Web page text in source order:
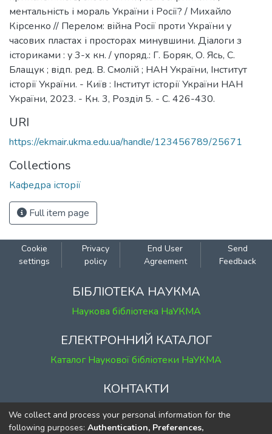
ментальність і мораль України і Росії? / Михайло
Кірсенко // Перелом: війна Росії проти України у
часових пластах і просторах минувшини. Діалоги з
істориками : у 3-х кн. / упоряд.: Г. Боряк, О. Ясь, С.
Блащук ; відп. ред. В. Смолій ; НАН України, Інститут
історії України. - Київ : Інститут історії України НАН
України, 2023. - Кн. 3, Розділ 5. - C. 426-430.
URI
https://ekmair.ukma.edu.ua/handle/123456789/25671
Collections
Кафедра історії
Full item page
Cookie
settings
Privacy
policy
End User
Agreement
Send
Feedback
БІБЛІОТЕКА НАУКМА
Наукова бібліотека НаУКМА
ЕЛЕКТРОННИЙ КАТАЛОГ
Каталог Наукової бібліотеки НаУКМА
КОНТАКТИ
м. Київ, вул. Григорія Сковороди, 2
к. 1, к. 120
We collect and process your personal information for the
following purposes: Authentication, Preferences,